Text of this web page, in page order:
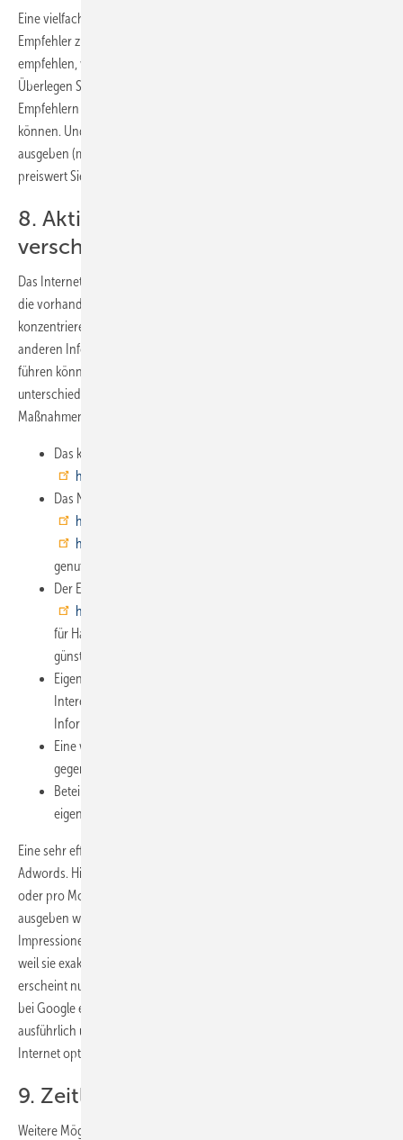
Eine vielfach missachtete Möglichkeit ist es, die eigenen Kunden als
Empfehler zu gewinnen. Warum sollte ein Kunde aber einen Betrieb
empfehlen, wenn er noch nicht mal ein Wort des Dankes hört?
Überlegen Sie mal, was Sie alles machen können, um Ihre Kunden zu
Empfehlern zu machen bzw. wie Sie sich für Empfehlungen bedanken
können. Und: Denken Sie auch mal darüber nach, wie viel Geld Sie
ausgeben (müssen), um einen neuen Kunden zu gewinnen, und wie
preiswert Sie diese Aufgabe mittels Empfehler lösen können.
8. Aktionen im Internet auf
verschiedenen Portalen
Das Internet ist unverzichtbar aber leider nutzen viele Unternehmer
die vorhandenen Möglichkeiten nur unzureichend. Die meisten
konzentrieren sich auf ihre Internetseiten und vernachlässigen die
anderen Informationswege im Internet, die sie zu neuen Kunden
führen können. Natürlich ist die Qualität der einzelnen Portale
unterschiedlich und jeder muss selbst herausfinden, welche
Maßnahmen welchen Erfolg auslösen. Hier ein paar Beispiele:
Das kostenlose Einstellen des eigenen Angebots, z. B. bei
https://www.bonx.de/
Das Nutzen von Network-Portalen wie
http://www.businesswissen.de
http://www.facebook.de
genutzt werden können.
Der Einsatz von Angebotsportalen wie
http://www.myhammer.de
für Handwerker. Auch diese Portale sind entweder kostenlos,
günstig oder müssen nur bei Erfolg bezahlt werden.
Eigene Newsletter sind ebenfalls ein geeignetes Mittel,
Interessenten und Kunden permanent mit neuen
Informationen und Angeboten zu beliefern.
Eine weitere Form die Bekanntheit zu erweitern, ist die
gegenseitige Verlinkung mit Kooperationspartnern.
Beteiligungen an Blogs und das unentgeltliche Einstellen von
eigenen (Fach-)Beiträgen in verschiedene Portale.
Eine sehr effiziente Form im Internet zu werben, bietet Google mit
Adwords. Hierbei kann man genau bestimmen, wie viel Geld pro Tag
oder pro Monat für eine Werbung (Text-, Image- Videoanzeige)
ausgeben werden soll, weil die Kosten pro Klick oder pro 1000
Impressionen berechnet werden. Diese Werbung ist sehr effizient,
weil sie exakt auf die Zielgruppe ausgerichtet werden kann. Sie
erscheint nur, wenn jemand die hinterlegten Suchworte (keywords)
bei Google eingibt. Das Google-Adwords-Learning-Center beschreibt
ausführlich und verständlich, was wie zu tun ist, um Werbung im
Internet optimal zu gestalten.
9. Zeitlich begrenzte Sonderaktionen
Weitere Möglichkeiten, Nachfrage schnell zu generieren, sind aktuelle